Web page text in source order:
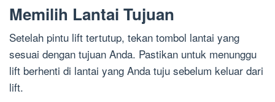
Memilih Lantai Tujuan
Setelah pintu lift tertutup, tekan tombol lantai yang
sesuai dengan tujuan Anda. Pastikan untuk menunggu
lift berhenti di lantai yang Anda tuju sebelum keluar dari
lift.